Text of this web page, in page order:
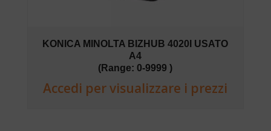
KONICA MINOLTA BIZHUB 4020I USATO
A4
(Range: 0-9999 )
Accedi per visualizzare i prezzi